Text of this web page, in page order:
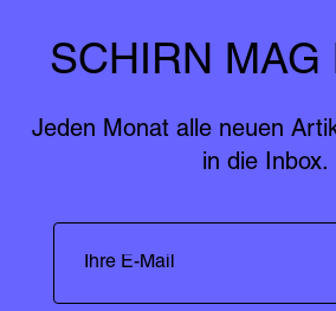
SCHIRN MAG
Jeden Monat alle neuen
in die Inbox.